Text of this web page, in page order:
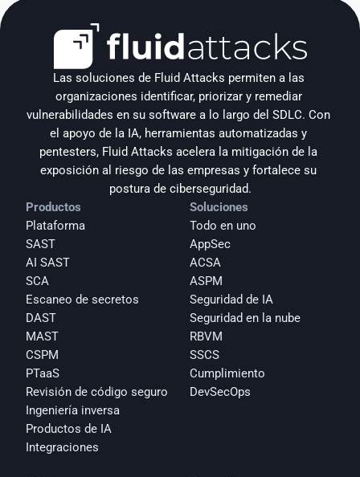
Las soluciones de Fluid Attacks permiten a las
organizaciones identificar, priorizar y remediar
vulnerabilidades en su software a lo largo del SDLC. Con
el apoyo de la IA, herramientas automatizadas y
pentesters, Fluid Attacks acelera la mitigación de la
exposición al riesgo de las empresas y fortalece su
postura de ciberseguridad.
Productos
Plataforma
SAST
AI SAST
SCA
Escaneo de secretos
DAST
MAST
CSPM
PTaaS
Revisión de código seguro
Ingeniería inversa
Productos de IA
Integraciones
Soluciones
Todo en uno
AppSec
ACSA
ASPM
Seguridad de IA
Seguridad en la nube
RBVM
SSCS
Cumplimiento
DevSecOps